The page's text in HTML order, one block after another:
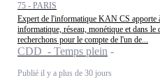
75 - PARIS
Expert de l'informatique KAN CS apporte
informatique, réseau, monétique et dans
recherchons pour le compte de l'un de...
CDD - Temps plein
Publié il y a plus de 30 jours